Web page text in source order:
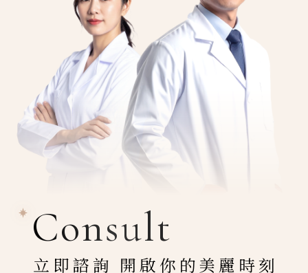
Consult
立即諮詢 開啟你的美麗時刻